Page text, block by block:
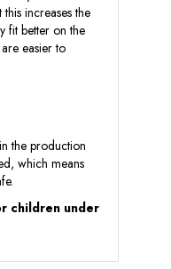
increases the
fit better on the
easier to
the production
which means
children under